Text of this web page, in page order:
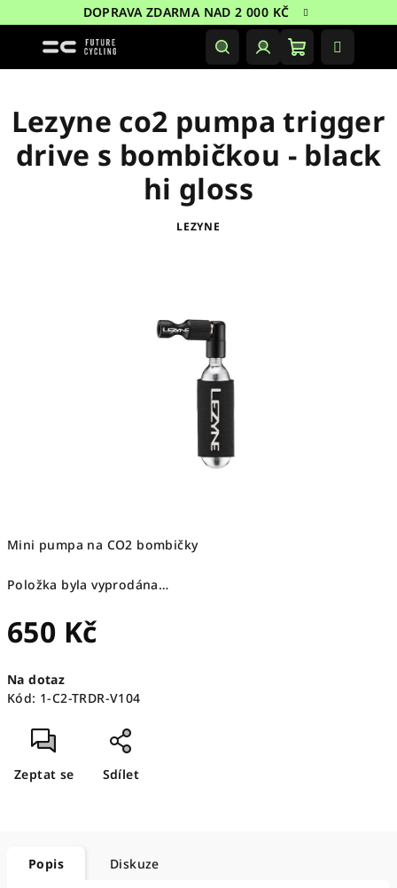
na
DOPRAVA ZDARMA NAD 2 000 KČ
HledatPřihlášeníNákupní
Mini pumpa na CO2 bombičky
Položka byla vyprodána…
650 Kč
cena:
Na dotaz
Kód: 1-C2-TRDR-V104
Zeptat se Sdílet
Lezyne co2 pumpa trigger
drive s bombičkou - black
hi gloss
LEZYNE
Popis Diskuze